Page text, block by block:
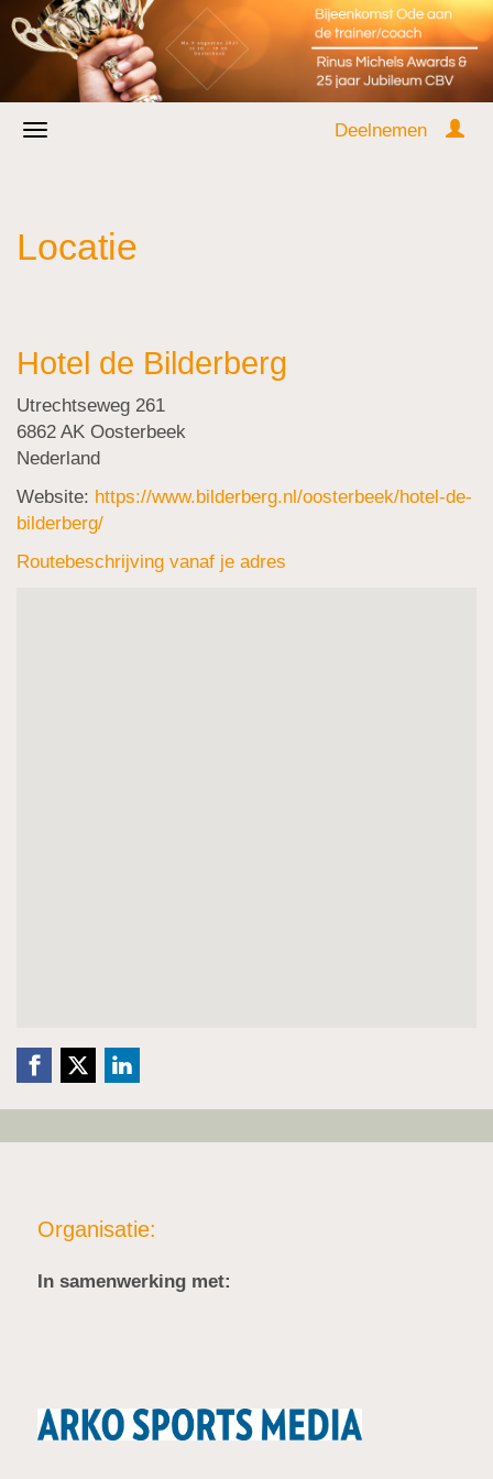
Deelnemen
Locatie
Hotel de Bilderberg
Utrechtseweg 261
6862 AK Oosterbeek
Nederland
Website: https://www.bilderberg.nl/oosterbeek/hotel-de-
bilderberg/
Routebeschrijving vanaf je adres
Organisatie:
In samenwerking met: